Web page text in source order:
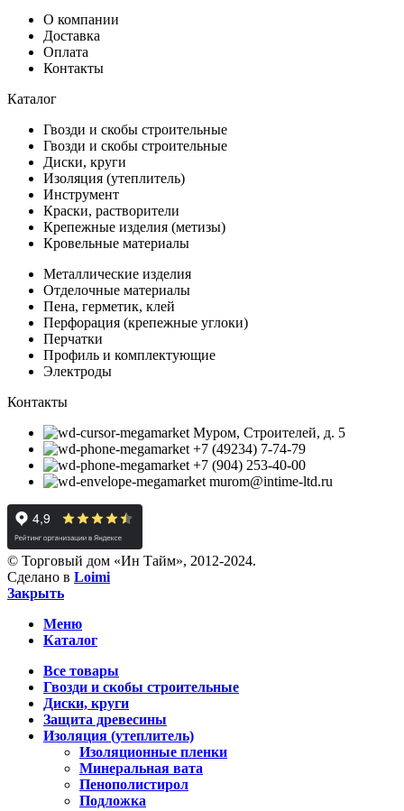
О компании
Доставка
Оплата
Контакты
Каталог
Гвозди и скобы строительные
Гвозди и скобы строительные
Диски, круги
Изоляция (утеплитель)
Инструмент
Краски, растворители
Крепежные изделия (метизы)
Кровельные материалы
Металлические изделия
Отделочные материалы
Пена, герметик, клей
Перфорация (крепежные углоки)
Перчатки
Профиль и комплектующие
Электроды
Контакты
Муром, Строителей, д. 5
+7 (49234) 7-74-79
+7 (904) 253-40-00
murom@intime-ltd.ru
© Торговый дом «Ин Тайм», 2012-2024.
Сделано в Loimi
Закрыть
Меню
Каталог
Все товары
Гвозди и скобы строительные
Диски, круги
Защита древесины
Изоляция (утеплитель)
Изоляционные пленки
Минеральная вата
Пенополистирол
Подложка